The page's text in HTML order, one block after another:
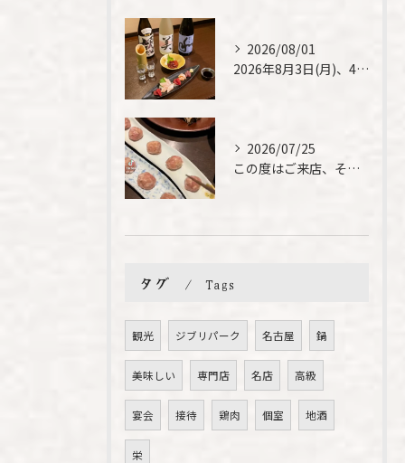
2026/08/01
2026年8月3日(月)、4日(火)は、臨時休業させて頂きま...
2026/07/25
この度はご来店、そして素敵なご紹介誠にありがとうございます✨...
タグ Tags
観光 ジブリパーク 名古屋 鍋
美味しい 専門店 名店 高級
宴会 接待 鶏肉 個室 地酒
栄